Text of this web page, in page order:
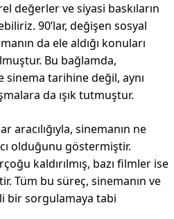
değerler ve siyasi baskıların
90’lar, değişen sosyal
da ele aldığı konuları
Bu bağlamda,
tarihine değil, aynı
da ışık tutmuştur.
aracılığıyla, sinemanın ne
olduğunu göstermiştir.
kaldırılmış, bazı filmler ise
Tüm bu süreç, sinemanın ve
bir sorgulamaya tabi